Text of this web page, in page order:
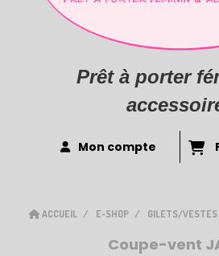
Prêt à porter
Mon compte
ACCUEIL E-SHOP GILETS/VESTES
Coupe-vent